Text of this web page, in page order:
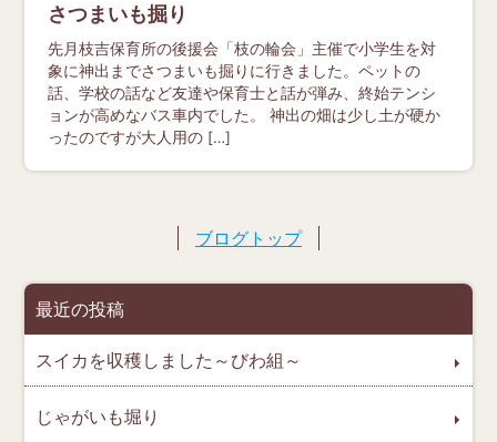
さつまいも掘り
先月枝吉保育所の後援会「枝の輪会」主催で小学生を対
象に神出までさつまいも掘りに行きました。ペットの
話、学校の話など友達や保育士と話が弾み、終始テンシ
ョンが高めなバス車内でした。 神出の畑は少し土が硬か
ったのですが大人用の […]
ブログトップ
最近の投稿
スイカを収穫しました～びわ組～
じゃがいも堀り